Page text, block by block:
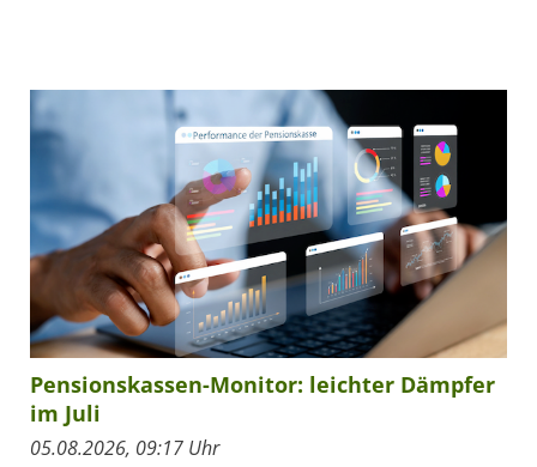
Pensionskassen-Monitor: leichter Dämpfer
im Juli
05.08.2026, 09:17 Uhr